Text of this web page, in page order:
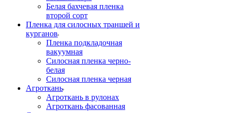
Белая бахчевая пленка
второй сорт
Пленка для силосных траншей и
курганов
Пленка подкладочная
вакуумная
Силосная пленка черно-
белая
Силосная пленка черная
Агроткань
Агроткань в рулонах
Агроткань фасованная